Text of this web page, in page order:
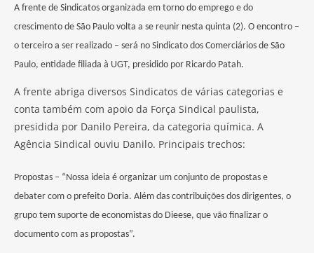
A frente de Sindicatos organizada em torno do emprego e do
crescimento de São Paulo volta a se reunir nesta quinta (2). O encontro –
o terceiro a ser realizado – será no Sindicato dos Comerciários de São
Paulo, entidade filiada à UGT, presidido por Ricardo Patah.
A frente abriga diversos Sindicatos de várias categorias e
conta também com apoio da Força Sindical paulista,
presidida por Danilo Pereira, da categoria química. A
Agência Sindical ouviu Danilo. Principais trechos:
Propostas – “Nossa ideia é organizar um conjunto de propostas e
debater com o prefeito Doria. Além das contribuições dos dirigentes, o
grupo tem suporte de economistas do Dieese, que vão finalizar o
documento com as propostas”.